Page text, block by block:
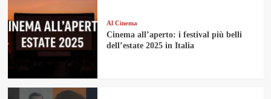
Al Cinema
Cinema all’aperto: i festival più belli
dell’estate 2025 in Italia